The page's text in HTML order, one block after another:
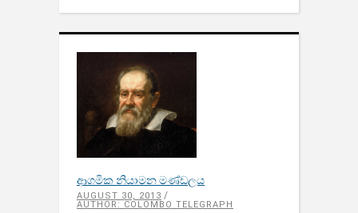
ආගමික නියාමන මණ්ඩලය
AUGUST 30, 2013
AUTHOR: COLOMBO TELEGRAPH